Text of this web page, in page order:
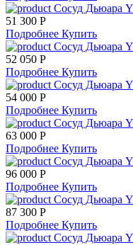
Сосуд Дьюара
51 300 Р
Подробнее Купить
Сосуд Дьюара
52 050 Р
Подробнее Купить
Сосуд Дьюара
54 000 Р
Подробнее Купить
Сосуд Дьюара
63 000 Р
Подробнее Купить
Сосуд Дьюара
96 000 Р
Подробнее Купить
Сосуд Дьюара
87 300 Р
Подробнее Купить
Сосуд Дьюара